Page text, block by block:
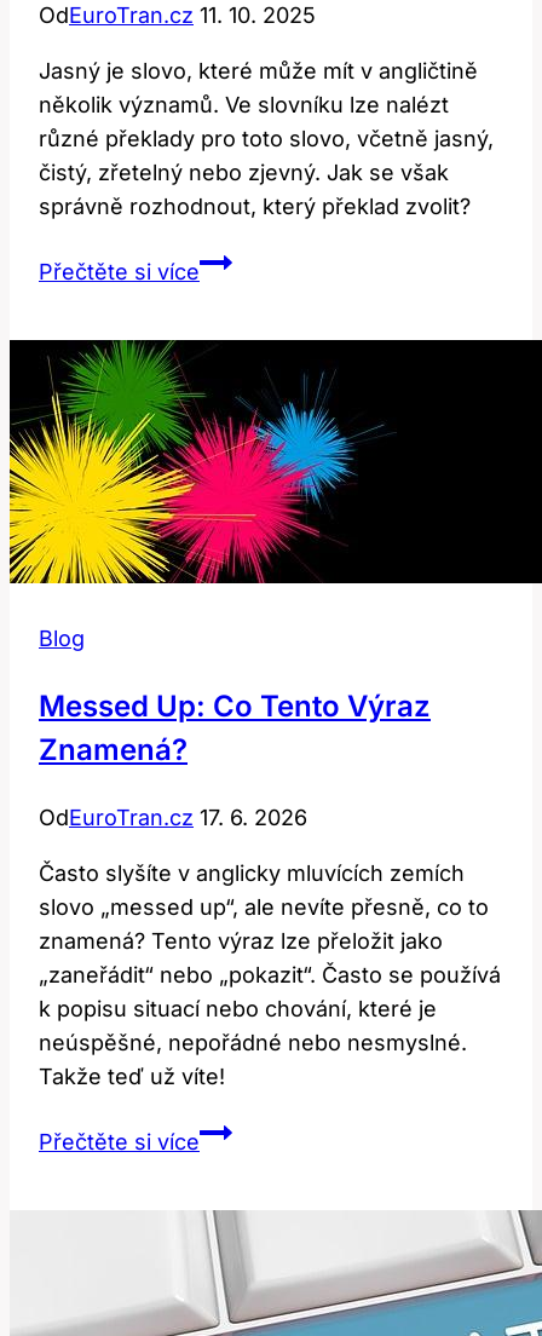
OdEuroTran.cz 11. 10. 2025
Jasný je slovo, které může mít v angličtině
několik významů. Ve slovníku lze nalézt
různé překlady pro toto slovo, včetně jasný,
čistý, zřetelný nebo zjevný. Jak se však
správně rozhodnout, který překlad zvolit?
Přečtěte si víceJasný:
v
Anglicko-
Českém
Slovníku?
Blog
Messed Up: Co Tento Výraz
Znamená?
OdEuroTran.cz 17. 6. 2026
Často slyšíte v anglicky mluvících zemích
slovo „messed up“, ale nevíte přesně, co to
znamená? Tento výraz lze přeložit jako
„zaneřádit“ nebo „pokazit“. Často se používá
k popisu situací nebo chování, které je
neúspěšné, nepořádné nebo nesmyslné.
Takže teď už víte!
Přečtěte si víceMessed
tento
výraz
znamená?